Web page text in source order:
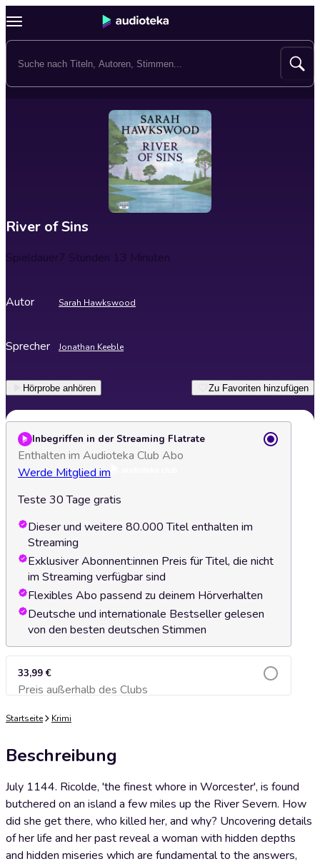
River of Sins
Spieldauer7 Stunden 13 Minuten
Autor Sarah Hawkswood
Sprecher Jonathan Keeble
Hörprobe anhören Zu Favoriten hinzufügen
Inbegriffen in der Streaming Flatrate
Enthalten im Audioteka Club Abo
Werde Mitglied im
Teste 30 Tage gratis
Dieser und weitere 80.000 Titel enthalten im
Streaming
Exklusiver Abonnent:innen Preis für Titel, die nicht
im Streaming verfügbar sind
Flexibles Abo passend zu deinem Hörverhalten
Deutsche und internationale Bestseller gelesen
von den besten deutschen Stimmen
33,99 €
Preis außerhalb des ClubsZum Warenkorb hinzufügen
Startseite Krimi
Beschreibung
July 1144. Ricolde, 'the finest whore in Worcester', is found
butchered on an island a few miles up the River Severn. How
did she get there, who killed her, and why? Uncovering details
of her life and her past reveal a woman with hidden depths
and hidden miseries which are fundamental to the answers,